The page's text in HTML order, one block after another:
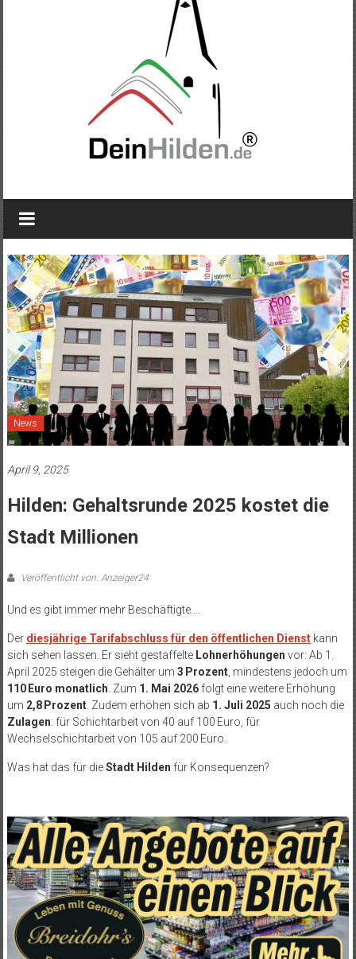
News
April 9, 2025
Hilden: Gehaltsrunde 2025 kostet die
Stadt Millionen
Veröffentlicht von: Anzeiger24
Und es gibt immer mehr Beschäftigte….
Der diesjährige Tarifabschluss für den öffentlichen Dienstkann
sich sehen lassen. Er sieht gestaffelte Lohnerhöhungen vor: Ab 1.
April 2025 steigen die Gehälter um 3 Prozent, mindestens jedoch um
110 Euro monatlich. Zum 1. Mai 2026folgt eine weitere Erhöhung
um 2,8 Prozent. Zudem erhöhen sich ab 1. Juli 2025 auch noch die
Zulagen: für Schichtarbeit von 40 auf 100 Euro, für
Wechselschichtarbeit von 105 auf 200 Euro.
Was hat das für dieStadt Hilden für Konsequenzen?